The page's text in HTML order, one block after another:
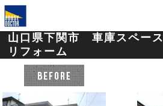
山口県下関市 車庫スペー
リフォーム